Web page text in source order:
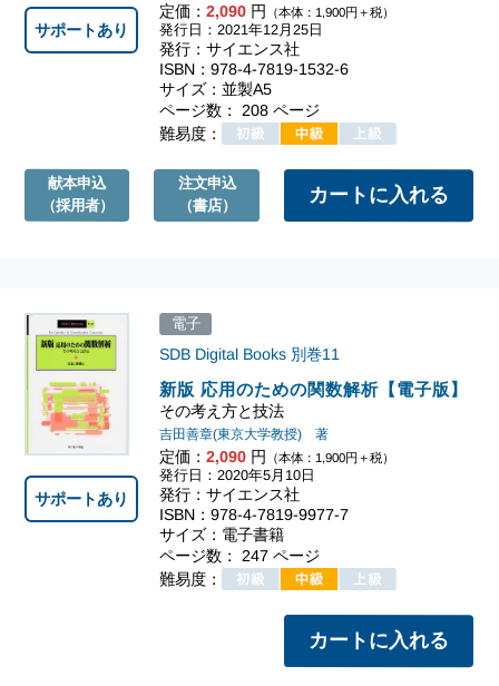
定価： 2,090円 （本体：1,900円＋税）
発行日：2021年12月25日
発行：サイエンス社
ISBN：978-4-7819-1532-6
サイズ：並製A5
ページ数： 208 ページ
難易度：
サポートあり
献本申込
（採用者）
注文申込
（書店）
新版 応用のための関数解析【電子版】
その考え方と技法
SDB Digital Books別巻11
吉田善章(東京大学教授) 著
定価： 2,090円 （本体：1,900円＋税）
電子
発行日：2020年5月10日
発行：サイエンス社
ISBN：978-4-7819-9977-7
サイズ：電子書籍
ページ数： 247 ページ
難易度：
サポートあり